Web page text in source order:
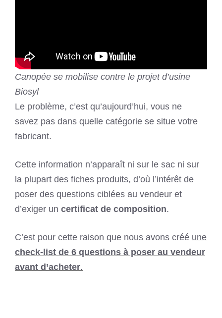
Canopée se mobilise contre le projet d’usine
Biosyl
Le problème, c’est qu’aujourd’hui, vous ne
savez pas dans quelle catégorie se situe votre
fabricant.
Cette information n’apparaît ni sur le sac ni sur
la plupart des fiches produits, d’où l’intérêt de
poser des questions ciblées au vendeur et
d’exiger un certificat de composition.
C’est pour cette raison que nous avons créé une
check-list de 6 questions à poser au vendeur
avant d’acheter.